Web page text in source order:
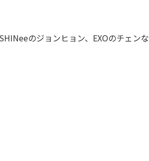
のジョンヒョン、EXOのチェンな